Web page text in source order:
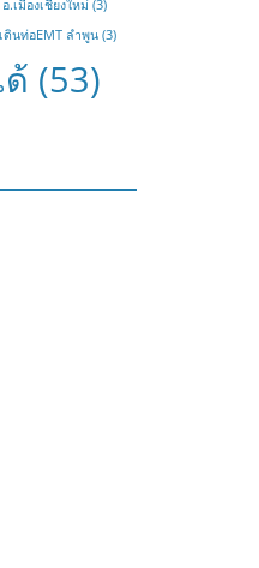
เมืองเชียงใหม่ (3)
เดินท่อEMT ลำพูน (3)
(53)